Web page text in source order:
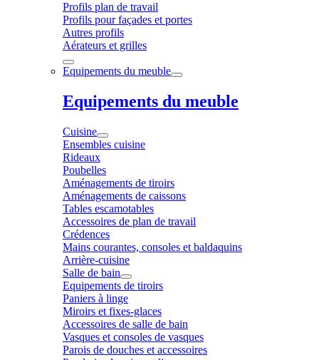
Profils plan de travail
Profils pour façades et portes
Autres profils
Aérateurs et grilles
Equipements du meuble
Equipements du meuble
Cuisine
Ensembles cuisine
Rideaux
Poubelles
Aménagements de tiroirs
Aménagements de caissons
Tables escamotables
Accessoires de plan de travail
Crédences
Mains courantes, consoles et baldaquins
Arrière-cuisine
Salle de bain
Equipements de tiroirs
Paniers à linge
Miroirs et fixes-glaces
Accessoires de salle de bain
Vasques et consoles de vasques
Parois de douches et accessoires